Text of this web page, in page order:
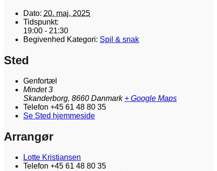
Dato: 20. maj, 2025
Tidspunkt:
19:00 - 21:30
Begivenhed Kategori: Spil & snak
Sted
Genfortæl
Mindet 3
Skanderborg, 8660 Danmark + Google Maps
Telefon +45 61 48 80 35
Se Sted hjemmeside
Arrangør
Lotte Kristiansen
Telefon +45 61 48 80 35